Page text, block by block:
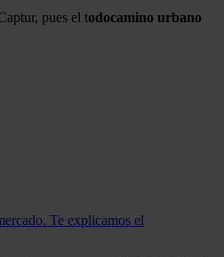
pues el todocamino urbano
Te explicamos el